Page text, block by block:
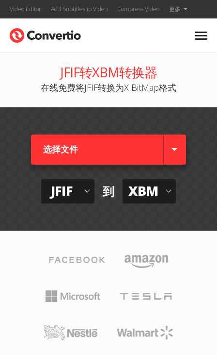
Video Editor Add Subtitles to Video Compress Video 更多
JFIF转XBM转换器
在线免费将JFIF转换为X BitMap格式
选择文件
JFIF 到 XBM